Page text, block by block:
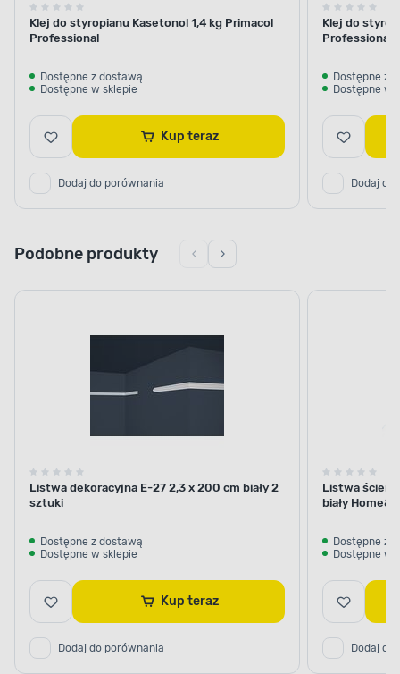
Klej do styropianu Kasetonol 1,4 kg Primacol
Professional
Dostępne z dostawą
Dostępne w sklepie
Kup teraz
Dodaj do porównania
Klej do
Professional
Dostępne z
Dostępne w
Dodaj do
Podobne produkty
Listwa dekoracyjna E-27 2,3 x 200 cm biały 2
sztuki
Dostępne z dostawą
Dostępne w sklepie
Kup teraz
Dodaj do porównania
Listwa
biały
Dostępne z
Dostępne w
Dodaj do